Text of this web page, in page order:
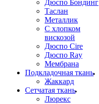
Дюспо Бондинг
Таслан
Металлик
С хлопком
вискозой
Дюспо Cire
Дюспо Ray
Мембрана
Подкладочная ткань
Жаккард
Сетчатая ткань
Люрекс